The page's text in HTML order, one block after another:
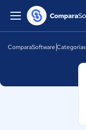
ComparaSoftware Categorías